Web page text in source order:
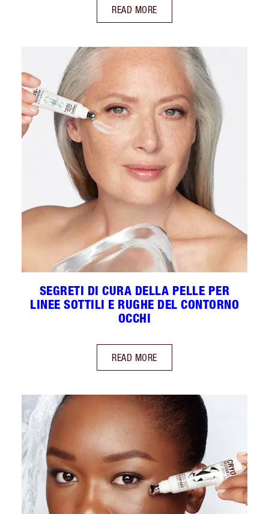
READ MORE
SEGRETI DI CURA DELLA PELLE PER
LINEE SOTTILI E RUGHE DEL CONTORNO
OCCHI
READ MORE